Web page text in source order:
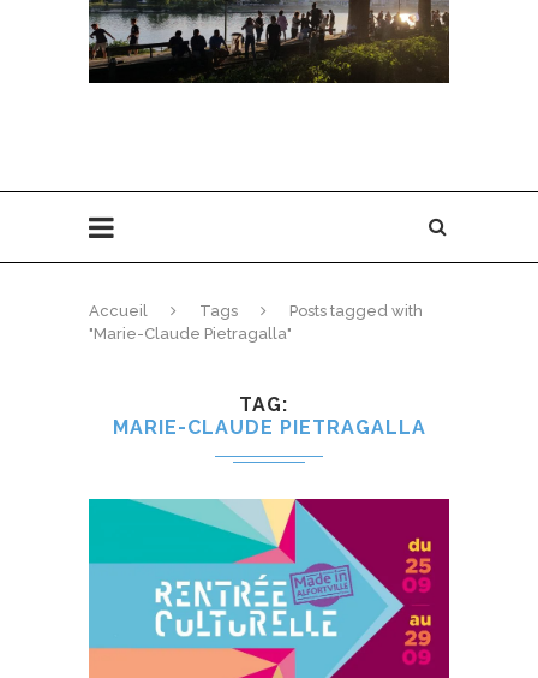
Accueil Tags
Posts tagged with
"Marie-Claude Pietragalla"
TAG
MARIE-CLAUDE PIETRAGALLA